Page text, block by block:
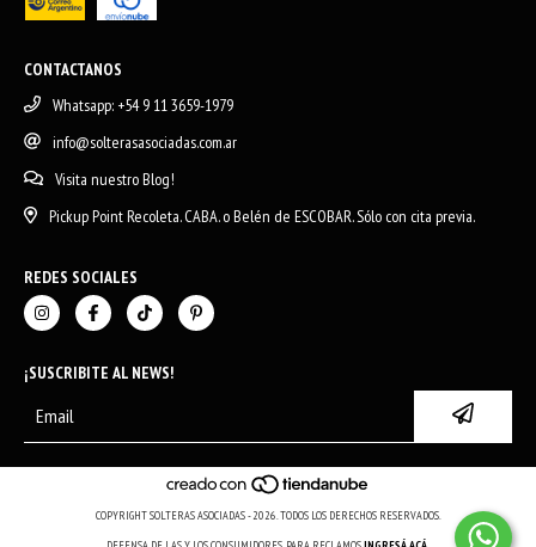
CONTACTANOS
Whatsapp: +54 9 11 3659-1979
info@solterasasociadas.com.ar
Visita nuestro Blog!
Pickup Point Recoleta. CABA. o Belén de ESCOBAR. Sólo con cita previa.
REDES SOCIALES
¡SUSCRIBITE AL NEWS!
COPYRIGHT SOLTERAS ASOCIADAS - 2026. TODOS LOS DERECHOS RESERVADOS.